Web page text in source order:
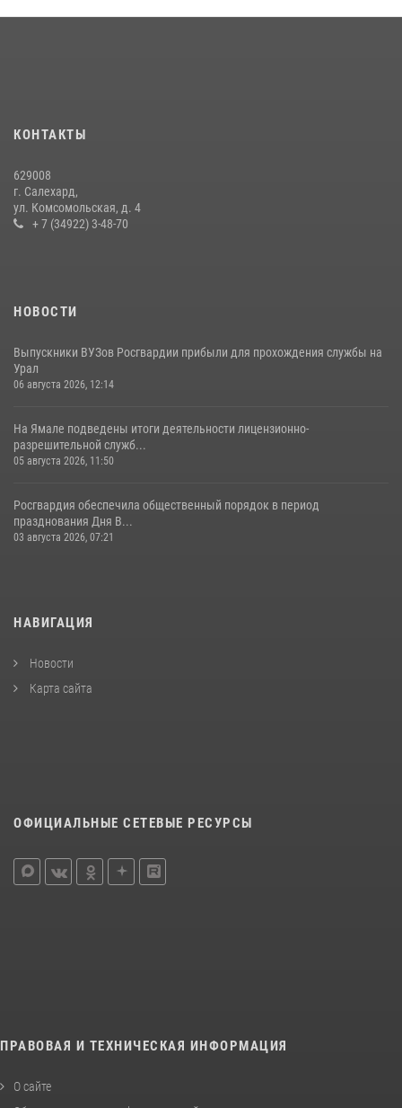
14 июля 2026, 06:53
КОНТАКТЫ
629008
г. Салехард,
ул. Комсомольская, д. 4
+ 7 (34922) 3-48-70
НОВОСТИ
Выпускники ВУЗов Росгвардии прибыли для прохождения службы на
Урал
06 августа 2026, 12:14
На Ямале подведены итоги деятельности лицензионно-
разрешительной служб...
05 августа 2026, 11:50
Росгвардия обеспечила общественный порядок в период
празднования Дня В...
03 августа 2026, 07:21
НАВИГАЦИЯ
Новости
Карта сайта
ОФИЦИАЛЬНЫЕ СЕТЕВЫЕ РЕСУРСЫ
ПРАВОВАЯ И ТЕХНИЧЕСКАЯ ИНФОРМАЦИЯ
О сайте